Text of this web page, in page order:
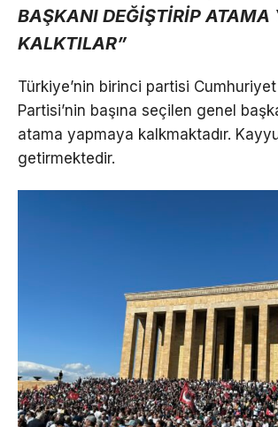
BAŞKANI DEĞİŞTİRİP ATAMA
KALKTILAR”
Türkiye’nin birinci partisi
Partisi’nin başına seçilen genel
atama yapmaya kalkmaktadır.
getirmektedir.